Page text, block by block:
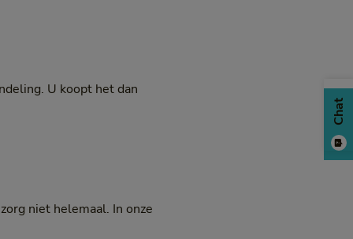
U koopt het dan
niet helemaal. In onze
Chat